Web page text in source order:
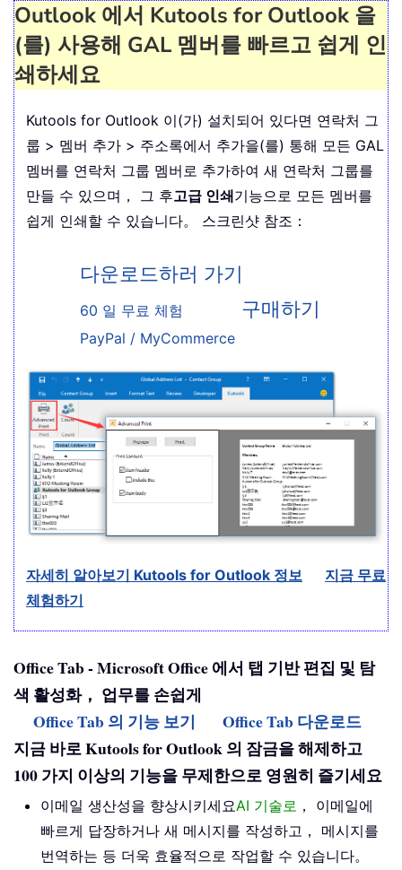
Outlook 에서 Kutools for Outlook 을
(를) 사용해 GAL 멤버를 빠르고 쉽게 인
쇄하세요
Kutools for Outlook 이(가) 설치되어 있다면 연락처 그
룹 > 멤버 추가 > 주소록에서 추가을(를) 통해 모든 GAL
멤버를 연락처 그룹 멤버로 추가하여 새 연락처 그룹를
만들 수 있으며， 그 후고급 인쇄기능으로 모든 멤버를
쉽게 인쇄할 수 있습니다。 스크린샷 참조：
다운로드하러 가기
60 일 무료 체험 구매하기
PayPal / MyCommerce
자세히 알아보기 Kutools for Outlook 정보
지금 무료
체험하기
Office Tab - Microsoft Office 에서 탭 기반 편집 및 탐
색 활성화， 업무를 손쉽게
Office Tab 의 기능 보기
Office Tab 다운로드
지금 바로 Kutools for Outlook 의 잠금을 해제하고
100 가지 이상의 기능을 무제한으로 영원히 즐기세요
이메일 생산성을 향상시키세요AI 기술로 ， 이메일에
빠르게 답장하거나 새 메시지를 작성하고， 메시지를
번역하는 등 더욱 효율적으로 작업할 수 있습니다。